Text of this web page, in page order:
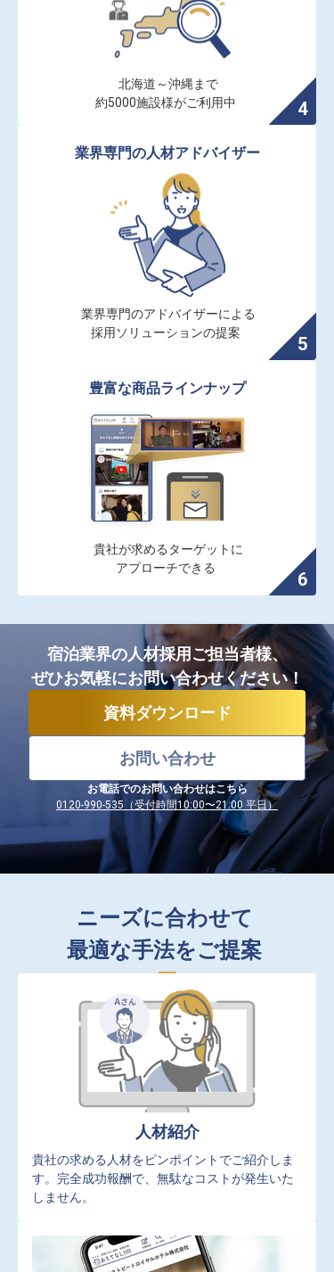
北海道～沖縄まで
約5000施設様がご利用中
業界専門の人材アドバイザー
業界専門のアドバイザーによる
採用ソリューションの提案
豊富な商品ラインナップ
貴社が求めるターゲットに
アプローチできる
宿泊業界の人材採用ご担当者様、
ぜひお気軽にお問い合わせください！
お問い合わせ
資料ダウンロード
お電話でのお問い合わせはこちら
0120-990-535（受付時間10:00〜21:00 平日）
ニーズに合わせて
最適な手法をご提案
人材紹介
貴社の求める人材をピンポイントでご紹介しま
す。完全成功報酬で、無駄なコストが発生いた
しません。